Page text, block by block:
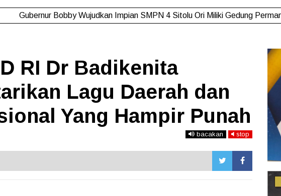
Gubernur Bobby Wujudkan Impian SMPN 4 Sitolu Ori Miliki Gedung
RI Dr Badikenita
Lagu Daerah dan
Yang Hampir Punah
bacakan stop